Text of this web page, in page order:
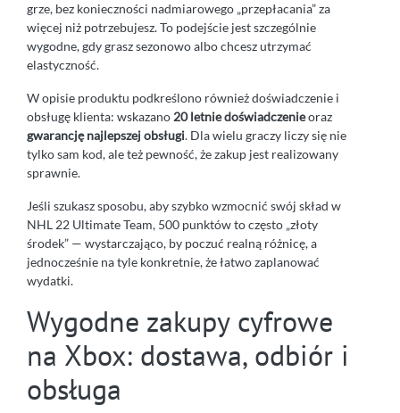
grze, bez konieczności nadmiarowego „przepłacania” za
więcej niż potrzebujesz. To podejście jest szczególnie
wygodne, gdy grasz sezonowo albo chcesz utrzymać
elastyczność.
W opisie produktu podkreślono również doświadczenie i
obsługę klienta: wskazano 20 letnie doświadczenieoraz
gwarancję najlepszej obsługi. Dla wielu graczy liczy się nie
tylko sam kod, ale też pewność, że zakup jest realizowany
sprawnie.
Jeśli szukasz sposobu, aby szybko wzmocnić swój skład w
NHL 22 Ultimate Team, 500 punktów to często „złoty
środek” — wystarczająco, by poczuć realną różnicę, a
jednocześnie na tyle konkretnie, że łatwo zaplanować
wydatki.
Wygodne zakupy cyfrowe
na Xbox: dostawa, odbiór i
obsługa